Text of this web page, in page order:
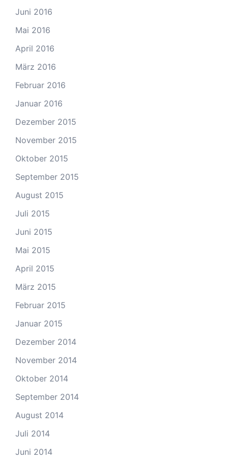
Juni 2016
Mai 2016
April 2016
März 2016
Februar 2016
Januar 2016
Dezember 2015
November 2015
Oktober 2015
September 2015
August 2015
Juli 2015
Juni 2015
Mai 2015
April 2015
März 2015
Februar 2015
Januar 2015
Dezember 2014
November 2014
Oktober 2014
September 2014
August 2014
Juli 2014
Juni 2014